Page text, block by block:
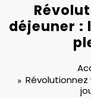
déjeuner :